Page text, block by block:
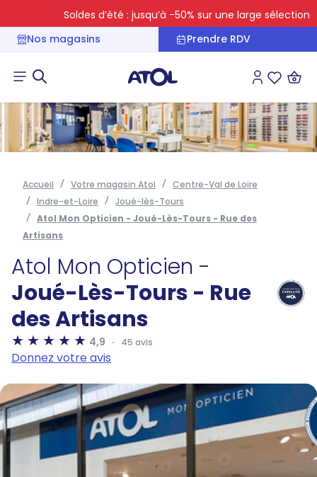
Soldes d’été : jusqu’à -50% sur une large sélection
Nos magasins
Prendre RDV
Connexion
Accueil Votre magasin Atol
Centre-Val de Loire
Indre-et-Loire
Joué-lès-Tours
Atol Mon Opticien - Joué-Lès-Tours - Rue des
Artisans
Atol Mon Opticien -
Joué-Lès-Tours - Rue
des Artisans
4,9 45 avis
Donnez votre avis